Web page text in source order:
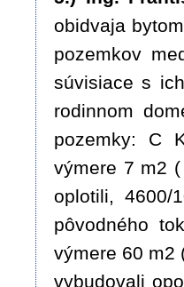
obidvaja
pozemkov
súvisiace s
rodinnom
pozemky: C
výmere 7 m2
oplotili,
pôvodného
výmere 60 m2
vybudovali